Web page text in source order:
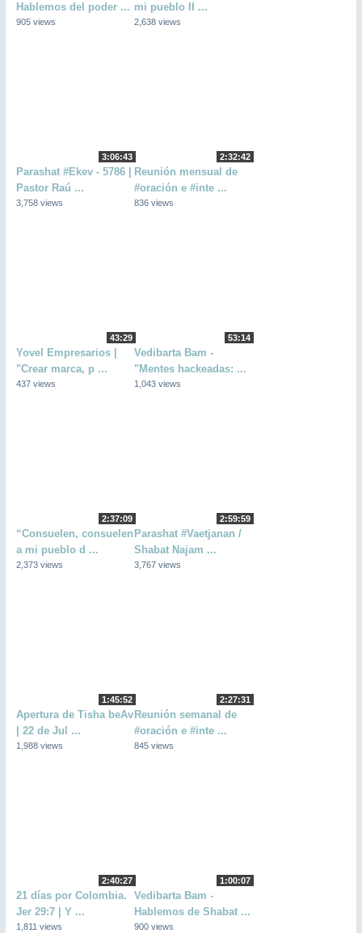
Hablemos del poder ...
905 views
mi pueblo II ...
2,638 views
3:06:43
Parashat #Ekev - 5786 |
Pastor Raú ...
3,758 views
2:32:42
Reunión mensual de
#oración e #inte ...
836 views
43:29
Yovel Empresarios |
"Crear marca, p ...
437 views
53:14
Vedibarta Bam -
"Mentes hackeadas: ...
1,043 views
2:37:09
“Consuelen, consuelen
a mi pueblo d ...
2,373 views
2:59:59
Parashat #Vaetjanan /
Shabat Najam ...
3,767 views
1:45:52
Apertura de Tisha beAv
| 22 de Jul ...
1,988 views
2:27:31
Reunión semanal de
#oración e #inte ...
845 views
2:40:27
21 días por Colombia.
Jer 29:7 | Y ...
1,811 views
1:00:07
Vedibarta Bam -
Hablemos de Shabat ...
900 views